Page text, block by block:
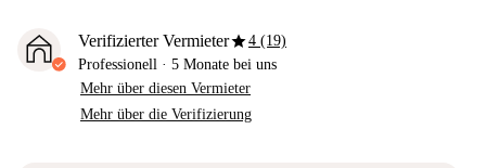
Verifizierter Vermieterstar4 (19)
Professionell · 5 Monate bei uns
Mehr über diesen Vermieter
Mehr über die Verifizierung